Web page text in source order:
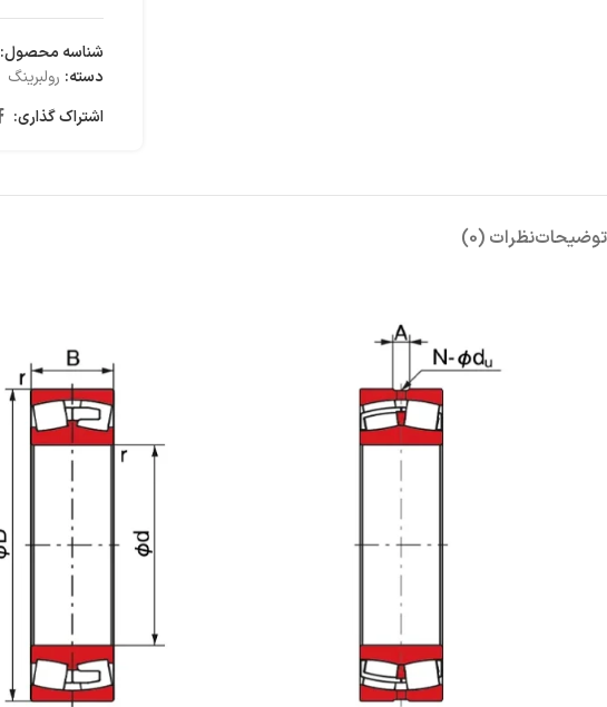
شناسه محصول:
دسته: رولبرینگ
اشتراک گذاری:
توضیحاتنظرات (0)